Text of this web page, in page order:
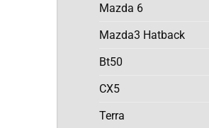
Mazda 6
Mazda3 Hatback
Bt50
CX5
Terra